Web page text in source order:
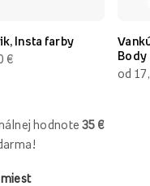
Insta farby
€
Body
od
hodnote 35 €